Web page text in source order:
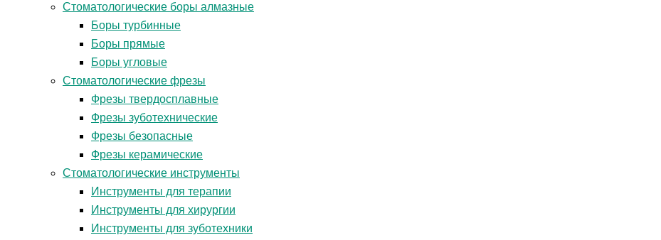
Стоматологические боры алмазные
Боры турбинные
Боры прямые
Боры угловые
Стоматологические фрезы
Фрезы твердосплавные
Фрезы зуботехнические
Фрезы безопасные
Фрезы керамические
Стоматологические инструменты
Инструменты для терапии
Инструменты для хирургии
Инструменты для зуботехники